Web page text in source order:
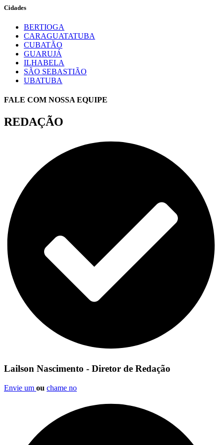
Cidades
BERTIOGA
CARAGUATATUBA
CUBATÃO
GUARUJÁ
ILHABELA
SÃO SEBASTIÃO
UBATUBA
FALE COM NOSSA EQUIPE
REDAÇÃO
Lailson Nascimento - Diretor de Redação
Envie um ou chame no